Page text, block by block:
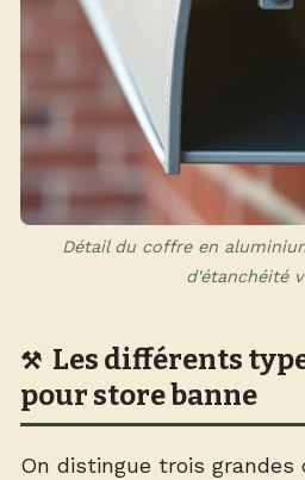
Détail du coffre en
d'étanchéité
Les différents
pour store banne
On distingue trois grandes